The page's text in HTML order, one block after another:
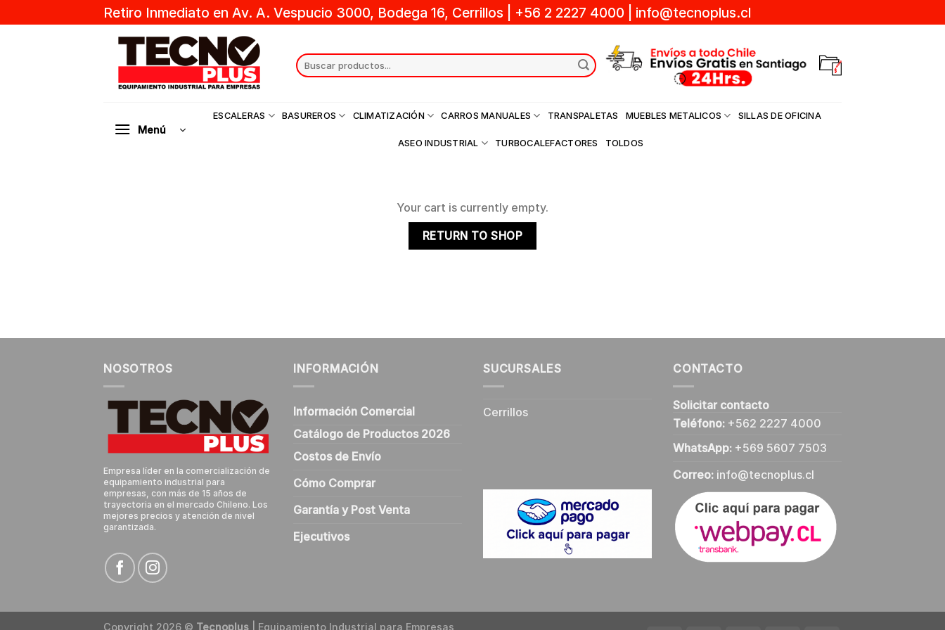
to
Retiro Inmediato en Av. A. Vespucio 3000, Bodega 16, Cerrillos +56 2 2227 4000 info@tecnoplus.cl
Search
for:
Menú
ESCALERAS BASUREROS CLIMATIZACIÓN CARROS MANUALES TRANSPALETAS MUEBLES METALICOS SILLAS DE OFICINA
ASEO INDUSTRIAL TURBOCALEFACTORES TOLDOS
Your cart is currently empty.
RETURN TO SHOP
NOSOTROS
Empresa líder en la comercialización de
equipamiento industrial para
empresas, con más de 15 años de
trayectoria en el mercado Chileno. Los
mejores precios y atención de nivel
garantizada.
INFORMACIÓN
Información Comercial
Catálogo de Productos 2026
Costos de Envío
Cómo Comprar
Garantía y Post Venta
Ejecutivos
SUCURSALES
Cerrillos
CONTACTO
Solicitar contacto
Teléfono: +562 2227 4000
WhatsApp: +569 5607 7503
Correo: info@tecnoplus.cl
Copyright 2026 © Tecnoplus | Equipamiento Industrial para Empresas